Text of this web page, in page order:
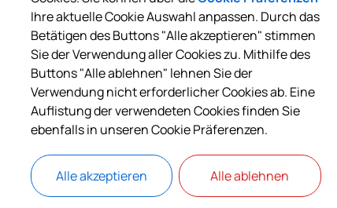
Langbeschreibung
Online-Verfahren
Rechtsbehelf
Rechtsgrundlagen
Ihre aktuelle Cookie Auswahl anpassen. Durch das
Betätigen des Buttons "Alle akzeptieren" stimmen
Sie der Verwendung aller Cookies zu. Mithilfe des
Buttons "Alle ablehnen" lehnen Sie der
Verwendung nicht erforderlicher Cookies ab. Eine
Auflistung der verwendeten Cookies finden Sie
ebenfalls in unseren Cookie Präferenzen.
Alle akzeptieren Alle ablehnen